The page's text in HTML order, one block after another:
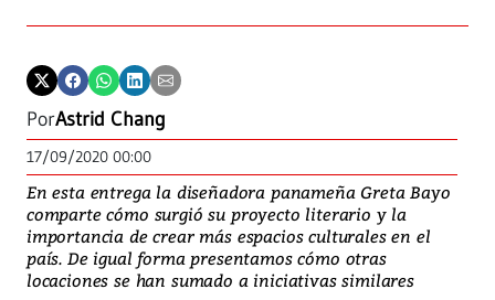
PorAstrid Chang
17/09/2020 00:00
En esta entrega la diseñadora panameña Greta Bayo
comparte cómo surgió su proyecto literario y la
importancia de crear más espacios culturales en el
país. De igual forma presentamos cómo otras
locaciones se han sumado a iniciativas similares